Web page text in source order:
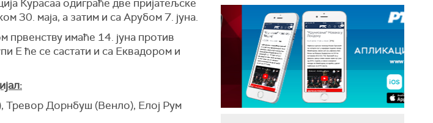
Курасаа одиграће две пријатељске
30. маја, а затим и са Арубом 7. јуна.
првенству имаће 14. јуна против
Е ће се састати и са Еквадором и
Тревор Дорнбуш (Венло), Елој Рум